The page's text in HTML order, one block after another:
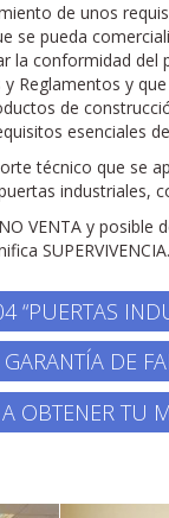
de unos
se pueda
la conformidad
Reglamentos y
de
esenciales
técnico que se
industriales,
VENTA y posible
SUPERVIVENCIA.
GARANTÍA DE
OBTENER TU